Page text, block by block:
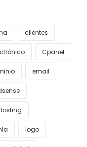
clientes
Cpanel
email
logo